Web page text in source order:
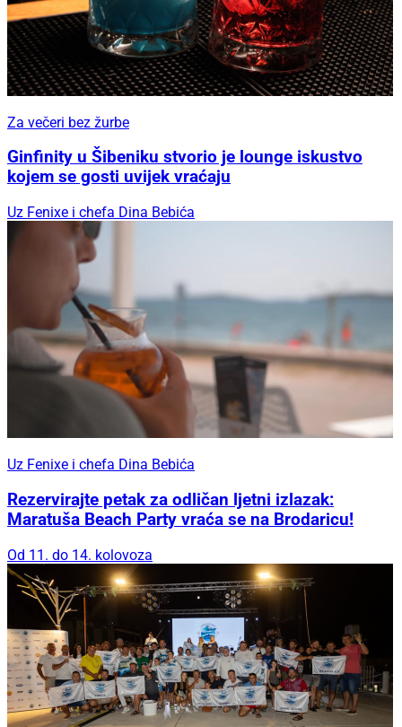
Za večeri bez žurbe
Ginfinity u Šibeniku stvorio je lounge iskustvo
kojem se gosti uvijek vraćaju
Uz Fenixe i chefa Dina Bebića
Uz Fenixe i chefa Dina Bebića
Rezervirajte petak za odličan ljetni izlazak:
Maratuša Beach Party vraća se na Brodaricu!
Od 11. do 14. kolovoza